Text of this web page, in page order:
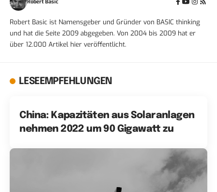
Robert Basic
Robert Basic ist Namensgeber und Gründer von BASIC thinking
und hat die Seite 2009 abgegeben. Von 2004 bis 2009 hat er
über 12.000 Artikel hier veröffentlicht.
LESEEMPFEHLUNGEN
China: Kapazitäten aus Solaranlagen
nehmen 2022 um 90 Gigawatt zu